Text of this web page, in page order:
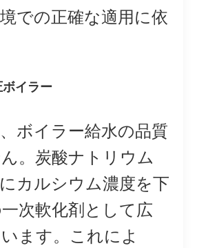
での正確な適用に依
イラー
ボイラー給水の品質
。炭酸ナトリウム
カルシウム濃度を下
次軟化剤として広
ます。これによ